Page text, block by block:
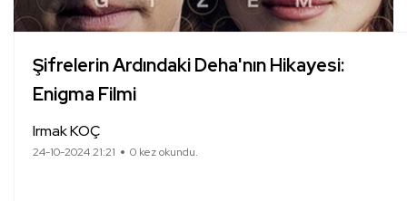
Şifrelerin Ardındaki Deha'nın Hikayesi:
Enigma Filmi
Irmak KOÇ
24-10-2024 21:21 0 kez okundu.